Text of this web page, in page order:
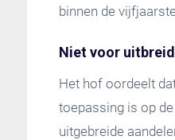
binnen de
Niet voor
Het hof oordeelt
toepassing is op
uitgebreide